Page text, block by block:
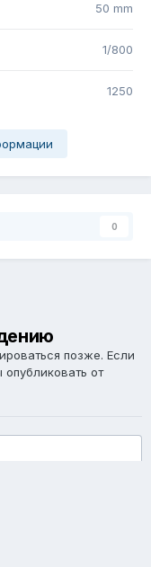
50 mm
1/800
1250
0
позже. Если
опубликовать от